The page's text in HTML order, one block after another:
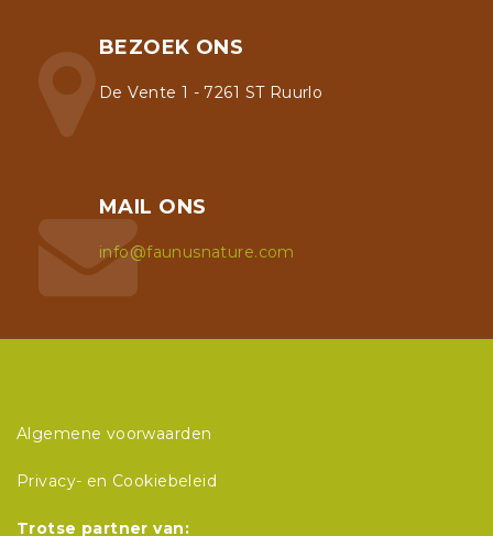
BEZOEK ONS
De Vente 1 - 7261 ST Ruurlo
MAIL ONS
info@faunusnature.com
Algemene voorwaarden
Privacy- en Cookiebeleid
Trotse partner van: